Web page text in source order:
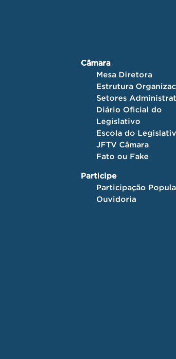
Câmara
Mesa Diretora
Estrutura
Setores
Diário Oficial do
Legislativo
Escola do
JFTV Câmara
Fato ou Fake
Participe
Participação
Ouvidoria